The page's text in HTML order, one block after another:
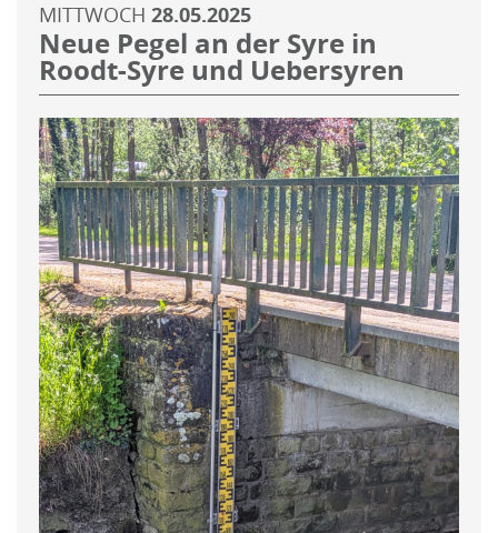
MITTWOCH 28.05.2025
Neue Pegel an der Syre in
Roodt-Syre und Uebersyren